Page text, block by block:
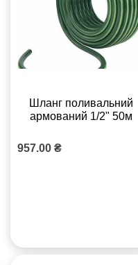
Шланг поливальний
армований 1/2" 50м
957.00 ₴